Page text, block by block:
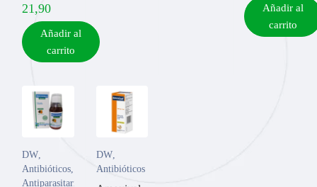
21,90
Añadir al
carrito
Añadir al
carrito
DW,
Antibióticos,
Antiparasitarios
DW,
Antibióticos